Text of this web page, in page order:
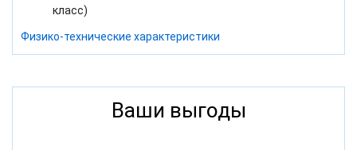
класс)
Физико-технические характеристики
Ваши выгоды